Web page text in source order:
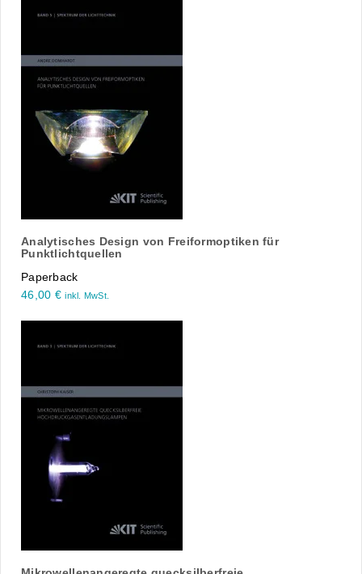
Analytisches Design von Freiformoptiken für
Punktlichtquellen
Paperback
46,00 € inkl. MwSt.